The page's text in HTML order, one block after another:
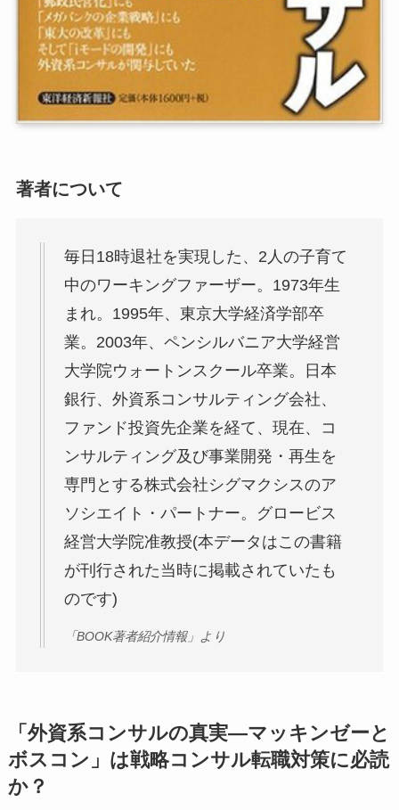
著者について
毎日18時退社を実現した、2人の子育て
中のワーキングファーザー。1973年生
まれ。1995年、東京大学経済学部卒
業。2003年、ペンシルバニア大学経営
大学院ウォートンスクール卒業。日本
銀行、外資系コンサルティング会社、
ファンド投資先企業を経て、現在、コ
ンサルティング及び事業開発・再生を
専門とする株式会社シグマクシスのア
ソシエイト・パートナー。グロービス
経営大学院准教授(本データはこの書籍
が刊行された当時に掲載されていたも
のです)
「BOOK著者紹介情報」より
「外資系コンサルの真実―マッキンゼーと
ボスコン」は戦略コンサル転職対策に必読
か？